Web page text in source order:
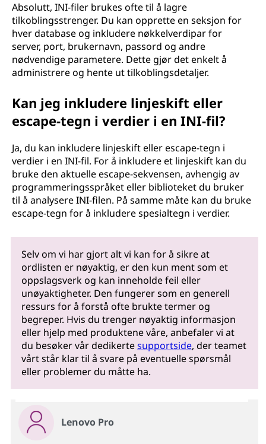
Absolutt, INI-filer brukes ofte til å lagre
tilkoblingsstrenger. Du kan opprette en seksjon for
hver database og inkludere nøkkelverdipar for
server, port, brukernavn, passord og andre
nødvendige parametere. Dette gjør det enkelt å
administrere og hente ut tilkoblingsdetaljer.
Kan jeg inkludere linjeskift eller
escape-tegn i verdier i en INI-fil?
Ja, du kan inkludere linjeskift eller escape-tegn i
verdier i en INI-fil. For å inkludere et linjeskift kan du
bruke den aktuelle escape-sekvensen, avhengig av
programmeringsspråket eller biblioteket du bruker
til å analysere INI-filen. På samme måte kan du bruke
escape-tegn for å inkludere spesialtegn i verdier.
Selv om vi har gjort alt vi kan for å sikre at
ordlisten er nøyaktig, er den kun ment som et
oppslagsverk og kan inneholde feil eller
unøyaktigheter. Den fungerer som en generell
ressurs for å forstå ofte brukte termer og
begreper. Hvis du trenger nøyaktig informasjon
eller hjelp med produktene våre, anbefaler vi at
du besøker vår dedikertesupportside, der teamet
vårt står klar til å svare på eventuelle spørsmål
eller problemer du måtte ha.
Lenovo Pro